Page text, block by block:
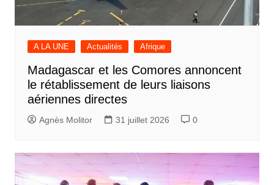
A LA UNE Actualités Afrique
Madagascar et les Comores annoncent
le rétablissement de leurs liaisons
aériennes directes
Agnès Molitor 31 juillet 2026 0